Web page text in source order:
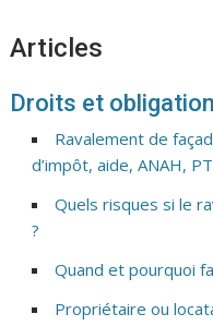
Articles
Droits et
Ravalement de
d’impôt, aide, ANAH,
Quels risques si le
?
Quand et pourquoi
Propriétaire ou